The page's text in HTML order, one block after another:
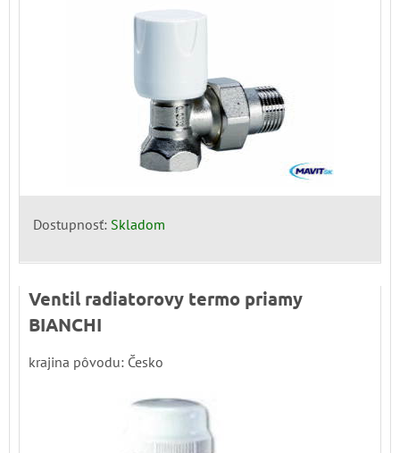
Dostupnosť: Skladom
Ventil radiatorovy termo priamy
BIANCHI
krajina pôvodu: Česko